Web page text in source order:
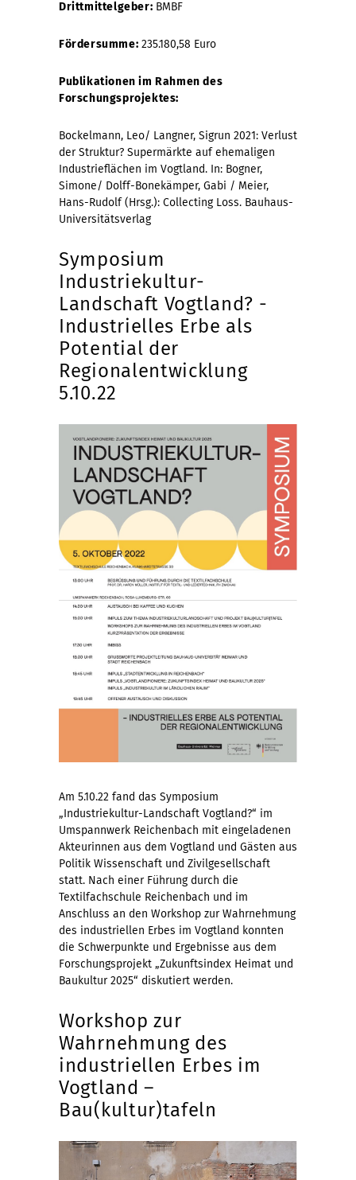
Drittmittelgeber: BMBF
Fördersumme: 235.180,58 Euro
Publikationen im Rahmen des
Forschungsprojektes:
Bockelmann, Leo/ Langner, Sigrun 2021: Verlust
der Struktur? Supermärkte auf ehemaligen
Industrieflächen im Vogtland. In: Bogner,
Simone/ Dolff-Bonekämper, Gabi / Meier,
Hans-Rudolf (Hrsg.): Collecting Loss. Bauhaus-
Universitätsverlag
Symposium
Industriekultur-
Landschaft Vogtland? -
Industrielles Erbe als
Potential der
Regionalentwicklung
5.10.22
Am 5.10.22 fand das Symposium
„Industriekultur-Landschaft Vogtland?“ im
Umspannwerk Reichenbach mit eingeladenen
Akteurinnen aus dem Vogtland und Gästen aus
Politik Wissenschaft und Zivilgesellschaft
statt. Nach einer Führung durch die
Textilfachschule Reichenbach und im
Anschluss an den Workshop zur Wahrnehmung
des industriellen Erbes im Vogtland konnten
die Schwerpunkte und Ergebnisse aus dem
Forschungsprojekt „Zukunftsindex Heimat und
Baukultur 2025“ diskutiert werden.
Workshop zur
Wahrnehmung des
industriellen Erbes im
Vogtland –
Bau(kultur)tafeln